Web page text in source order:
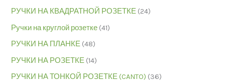
РУЧКИ НА КВАДРАТНОЙ РОЗЕТКЕ (24)
Ручки на круглой розетке (41)
РУЧКИ НА ПЛАНКЕ (48)
РУЧКИ НА РОЗЕТКЕ (14)
РУЧКИ НА ТОНКОЙ РОЗЕТКЕ (CANTO) (36)